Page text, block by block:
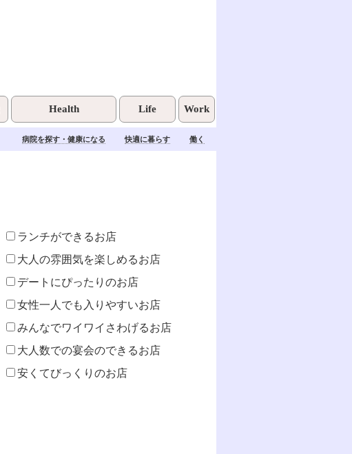
Health Life Work
病院を探す・健康になる 快適に暮らす 働く
ランチができるお店
大人の雰囲気を楽しめるお店
デートにぴったりのお店
女性一人でも入りやすいお店
みんなでワイワイさわげるお店
大人数での宴会のできるお店
安くてびっくりのお店